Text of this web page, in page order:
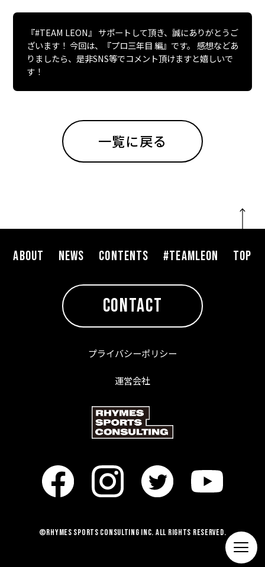
ヤ
『#TEAM LEON』 サポートして頂き、誠にありがとうご
ざいます！ 今回は、『プロ三年目 編』です。 感想などあ
りましたら、是非SNS等でコメント頂けますと嬉しいで
す！
一覧に戻る
ABOUT NEWS CONTENTS #TEAMLEON TOP
CONTACT
プライバシーポリシー
運営会社
©RHYMES SPORTS CONSULTING Inc. All Rights Reserved.